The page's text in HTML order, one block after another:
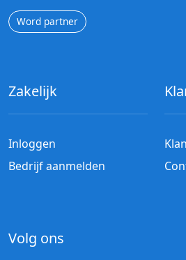
Word partner
Zakelijk
Inloggen
Bedrijf aanmelden
Volg ons